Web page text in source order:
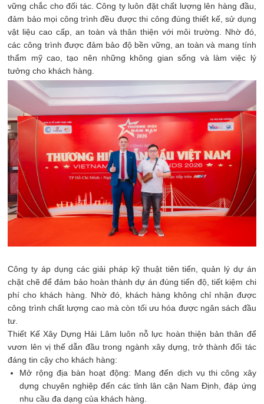
vững chắc cho đối tác. Công ty luôn đặt chất lượng lên hàng đầu,
đảm bảo mọi công trình đều được thi công đúng thiết kế, sử dụng
vật liệu cao cấp, an toàn và thân thiện với môi trường. Nhờ đó,
các công trình được đảm bảo độ bền vững, an toàn và mang tính
thẩm mỹ cao, tạo nên những không gian sống và làm việc lý
tưởng cho khách hàng.
Công ty áp dụng các giải pháp kỹ thuật tiên tiến, quản lý dự án
chặt chẽ để đảm bảo hoàn thành dự án đúng tiến độ, tiết kiệm chi
phí cho khách hàng. Nhờ đó, khách hàng không chỉ nhận được
công trình chất lượng cao mà còn tối ưu hóa được ngân sách đầu
tư.
Thiết Kế Xây Dựng Hải Lâm luôn nỗ lực hoàn thiện bản thân để
vươn lên vị thế dẫn đầu trong ngành xây dựng, trở thành đối tác
đáng tin cậy cho khách hàng:
Mở rộng địa bàn hoạt động: Mang đến dịch vụ thi công xây
dựng chuyên nghiệp đến các tỉnh lân cận Nam Định, đáp ứng
nhu cầu đa dạng của khách hàng.